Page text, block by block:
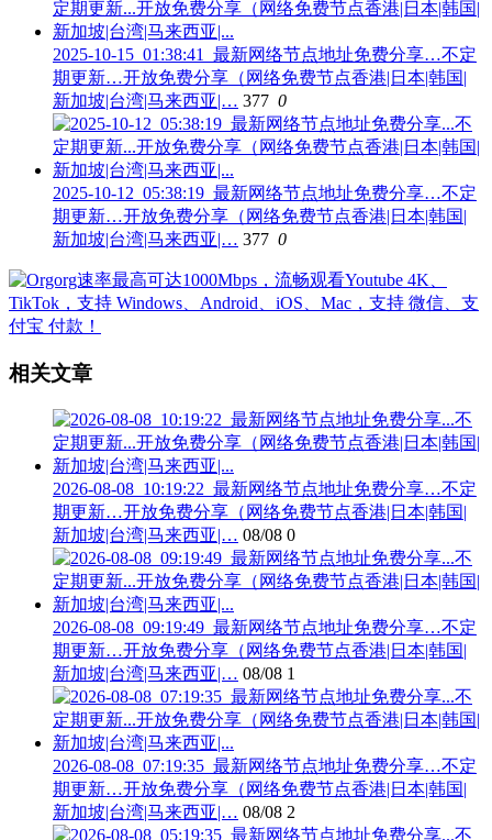
2025-10-15_01:38:41_最新网络节点地址免费分享…不定
期更新…开放免费分享（网络免费节点香港|日本|韩国|
新加坡|台湾|马来西亚|… 377 0
2025-10-12_05:38:19_最新网络节点地址免费分享…不定
期更新…开放免费分享（网络免费节点香港|日本|韩国|
新加坡|台湾|马来西亚|… 377 0
相关文章
2026-08-08_10:19:22_最新网络节点地址免费分享…不定
期更新…开放免费分享（网络免费节点香港|日本|韩国|
新加坡|台湾|马来西亚|… 08/08 0
2026-08-08_09:19:49_最新网络节点地址免费分享…不定
期更新…开放免费分享（网络免费节点香港|日本|韩国|
新加坡|台湾|马来西亚|… 08/08 1
2026-08-08_07:19:35_最新网络节点地址免费分享…不定
期更新…开放免费分享（网络免费节点香港|日本|韩国|
新加坡|台湾|马来西亚|… 08/08 2